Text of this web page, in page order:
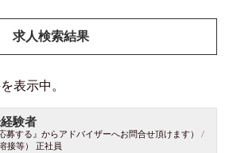
求人検索結果
表示中。
験者
募する』からアドバイザーへお問合せ頂けます） /
接等） 正社員